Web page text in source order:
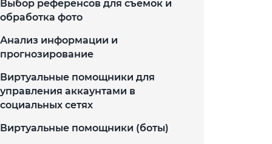
Выбор референсов для съемок и
обработка фото
Анализ информации и
прогнозирование
Виртуальные помощники для
управления аккаунтами в
социальных сетях
Виртуальные помощники (боты)